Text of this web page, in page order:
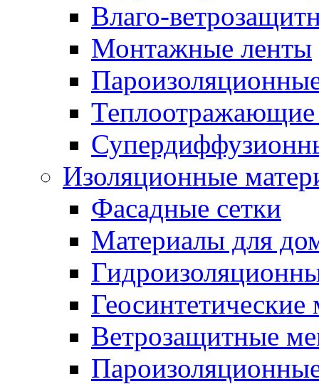
Влаго-
Монтажные ленты
Теплоотражающие
Изоляционные
Фасадные сетки
Материалы для
Геосинтетические
Ветрозащитные